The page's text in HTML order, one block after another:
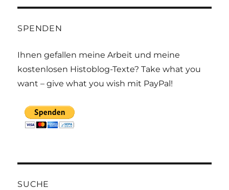
SPENDEN
Ihnen gefallen meine Arbeit und meine
kostenlosen Histoblog-Texte? Take what you
want – give what you wish mit PayPal!
SUCHE